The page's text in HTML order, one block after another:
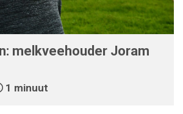
melkveehouder Joram
1 minuut